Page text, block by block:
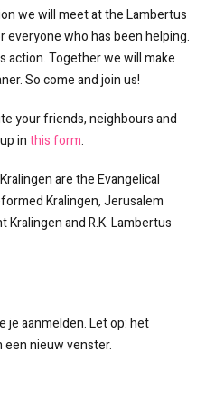
we will meet at the Lambertus
everyone who has been helping.
action. Together we will make
So come and join us!
your friends, neighbours and
inthis form.
are the Evangelical
Kralingen, Jerusalem
and R.K. Lambertus
je aanmelden. Let op: het
nieuw venster.